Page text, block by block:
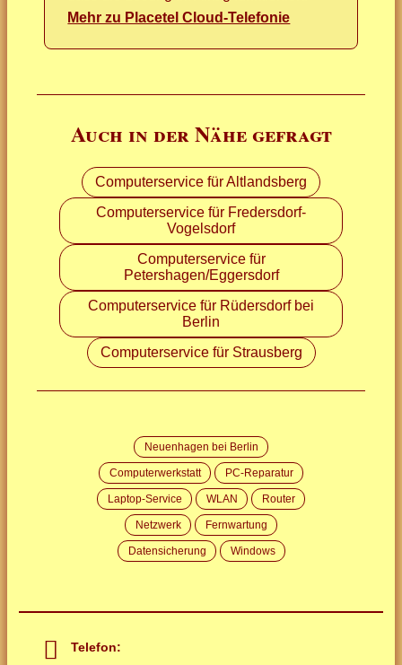
Mehr zu Placetel Cloud-Telefonie
Auch in der Nähe gefragt
Computerservice für Altlandsberg
Computerservice für Fredersdorf-
Vogelsdorf
Computerservice für
Petershagen/Eggersdorf
Computerservice für Rüdersdorf bei
Berlin
Computerservice für Strausberg
Neuenhagen bei Berlin
Computerwerkstatt PC-Reparatur
Laptop-Service WLAN Router
Netzwerk Fernwartung
Datensicherung Windows
Telefon: